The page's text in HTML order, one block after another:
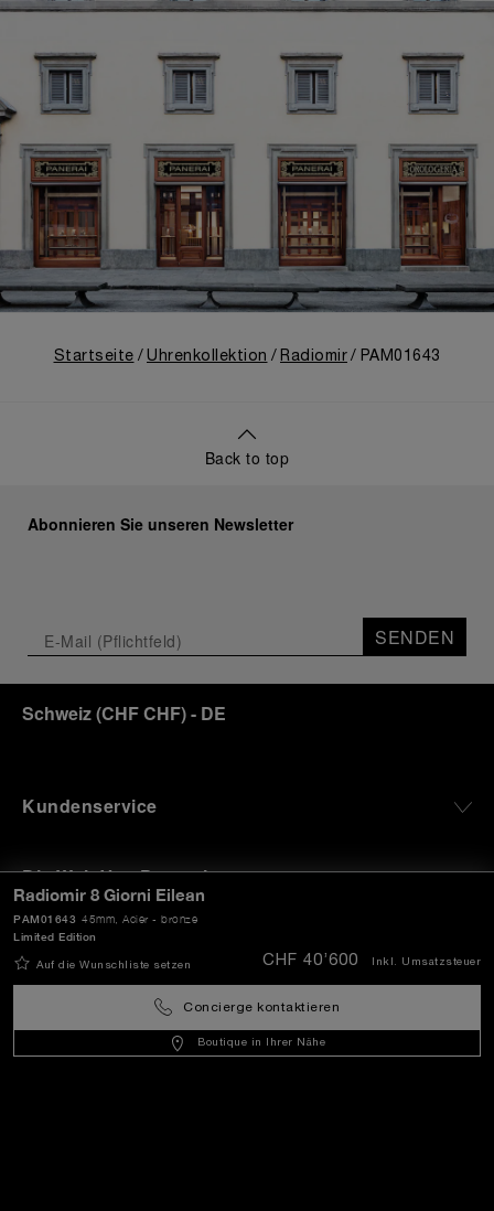
Radiomir 8 Giorni Eilean
45mm , Acier - bronze
PAM01643
Limited Edition
Auf die Wunschliste setzen CHF 40’600 Inkl. Umsatzsteuer
Concierge kontaktieren
Boutique in Ihrer Nähe
Startseite Uhrenkollektion Radiomir PAM01643
Back to top
Abonnieren Sie unseren Newsletter
SENDEN
Schweiz(CHF CHF)- DE
Kundenservice
Die Welt Von Panerai
Rechtliches